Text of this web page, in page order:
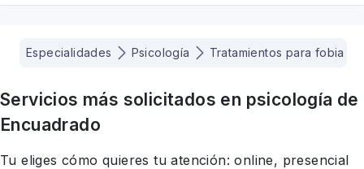
Especialidades Psicología Tratamientos para fobia
Servicios más solicitados en psicología de
Encuadrado
Tu eliges cómo quieres tu atención: online, presencial